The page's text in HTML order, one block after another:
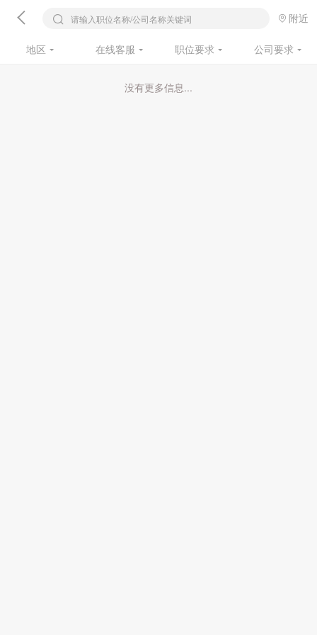
请输入职位名称/公司名称关键词 附近
地区 在线客服 职位要求 公司要求
没有更多信息...